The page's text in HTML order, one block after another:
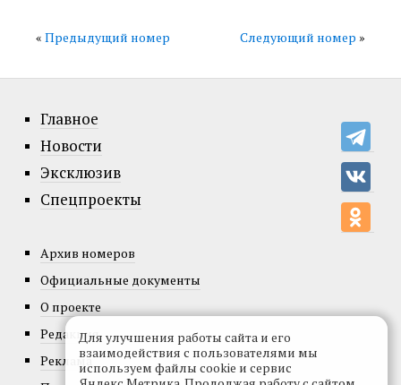
Следующий номер »
« Предыдущий номер
Главное
Новости
Эксклюзив
Спецпроекты
Архив номеров
Официальные документы
О проекте
Редакция
Реклама
Для улучшения работы сайта и его
взаимодействия с пользователями мы
используем файлы cookie и сервис